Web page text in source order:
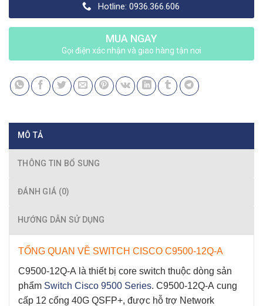
Hotline: 0936.366.606
MUA NGAY
Gọi điện xác nhận và giao hàng tận nơi
MÔ TẢ
THÔNG TIN BỔ SUNG
ĐÁNH GIÁ (0)
HƯỚNG DẪN SỬ DỤNG
TỔNG QUAN VỀ SWITCH CISCO C9500-12Q-A
C9500-12Q-A là thiết bị core switch thuộc dòng sản
phẩm Switch Cisco 9500 Series. C9500-12Q-A cung
cấp 12 cổng 40G QSFP+, được hỗ trợ Network